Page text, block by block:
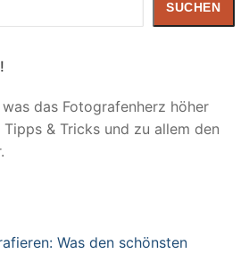
SUCHEN
das Fotografenherz höher
& Tricks und zu allem den
Was den schönsten